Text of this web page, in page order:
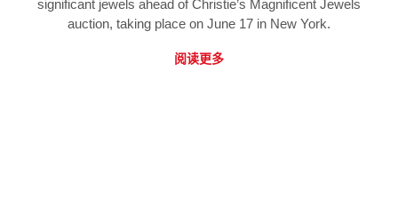
significant jewels ahead of Christie’s Magnificent Jewels
auction, taking place on June 17 in New York.
阅读更多